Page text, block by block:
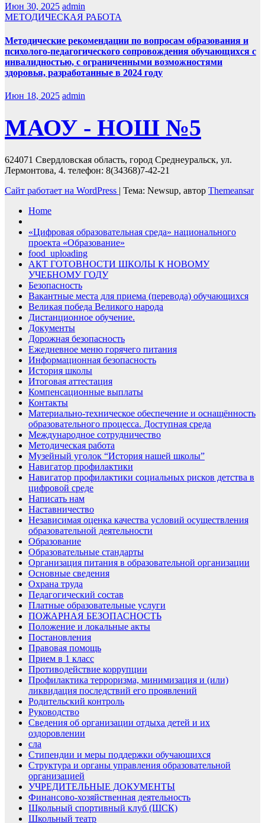
Июн 30, 2025 admin
МЕТОДИЧЕСКАЯ РАБОТА
Методические рекомендации по вопросам образования и
психолого-педагогического сопровождения обучающихся с
инвалидностью, с ограниченными возможностями
здоровья, разработанные в 2024 году
Июн 18, 2025 admin
МАОУ - НОШ №5
624071 Свердловская область, город Среднеуральск, ул.
Лермонтова, 4. телефон: 8(34368)7-42-21
Сайт работает на WordPress | Тема: Newsup, автор Themeansar
Home
«Цифровая образовательная среда» национального
проекта «Образование»
food_uploading
АКТ ГОТОВНОСТИ ШКОЛЫ К НОВОМУ
УЧЕБНОМУ ГОДУ
Безопасность
Вакантные места для приема (перевода) обучающихся
Великая победа Великого народа
Дистанционное обучение.
Документы
Дорожная безопасность
Ежедневное меню горячего питания
Информационная безопасность
История школы
Итоговая аттестация
Компенсационные выплаты
Контакты
Материально-техническое обеспечение и оснащённость
образовательного процесса. Доступная среда
Международное сотрудничество
Методическая работа
Музейный уголок “История нашей школы”
Навигатор профилактики
Навигатор профилактики социальных рисков детства в
цифровой среде
Написать нам
Наставничество
Независимая оценка качества условий осуществления
образовательной деятельности
Образование
Образовательные стандарты
Организация питания в образовательной организации
Основные сведения
Охрана труда
Педагогический состав
Платные образовательные услуги
ПОЖАРНАЯ БЕЗОПАСНОСТЬ
Положение и локальные акты
Постановления
Правовая помощь
Прием в 1 класс
Противодействие коррупции
Профилактика терроризма, минимизация и (или)
ликвидация последствий его проявлений
Родительский контроль
Руководство
Сведения об организации отдыха детей и их
оздоровлении
сла
Стипендии и меры поддержки обучающихся
Структура и органы управления образовательной
организацией
УЧРЕДИТЕЛЬНЫЕ ДОКУМЕНТЫ
Финансово-хозяйственная деятельность
Школьный спортивный клуб (ШСК)
Школьный театр